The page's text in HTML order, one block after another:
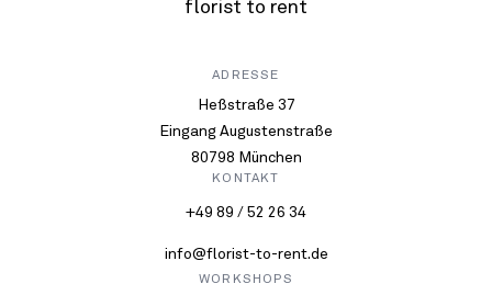
florist to rent
ADRESSE
Heßstraße 37
Eingang Augustenstraße
80798 München
KONTAKT
+49 89 / 52 26 34
info@florist-to-rent.de
WORKSHOPS